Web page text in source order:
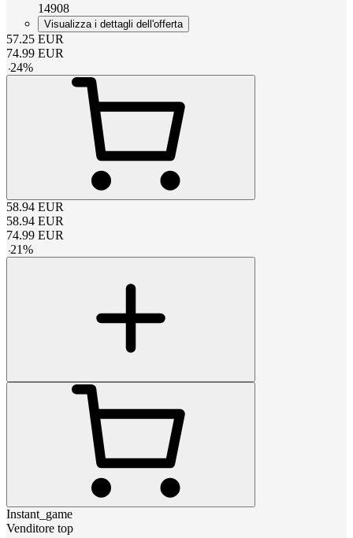
14908
Visualizza i dettagli dell'offerta
57.25 EUR
74.99 EUR
-24%
58.94 EUR
58.94 EUR
74.99 EUR
-21%
Instant_game
Venditore top